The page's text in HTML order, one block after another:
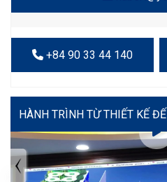
+84 90 33 44 140
TIN TỨC
Tuyển dụng: Nhân viên KẾ